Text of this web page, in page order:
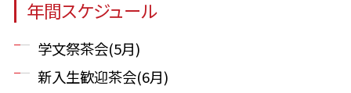
年間スケジュール
学文祭茶会(5月)
新入生歓迎茶会(6月)